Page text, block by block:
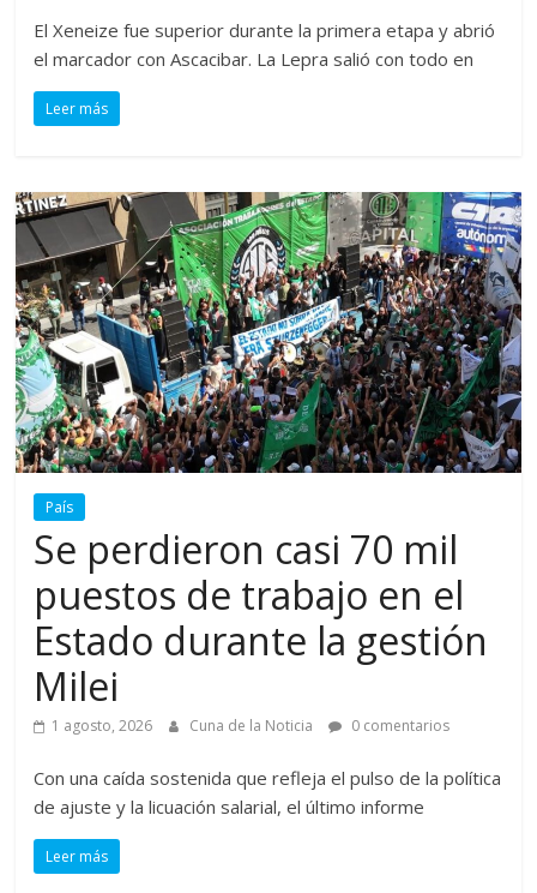
El Xeneize fue superior durante la primera etapa y abrió
el marcador con Ascacibar. La Lepra salió con todo en
Leer más
País
Se perdieron casi 70 mil
puestos de trabajo en el
Estado durante la gestión
Milei
1 agosto, 2026 Cuna de la Noticia 0 comentarios
Con una caída sostenida que refleja el pulso de la política
de ajuste y la licuación salarial, el último informe
Leer más